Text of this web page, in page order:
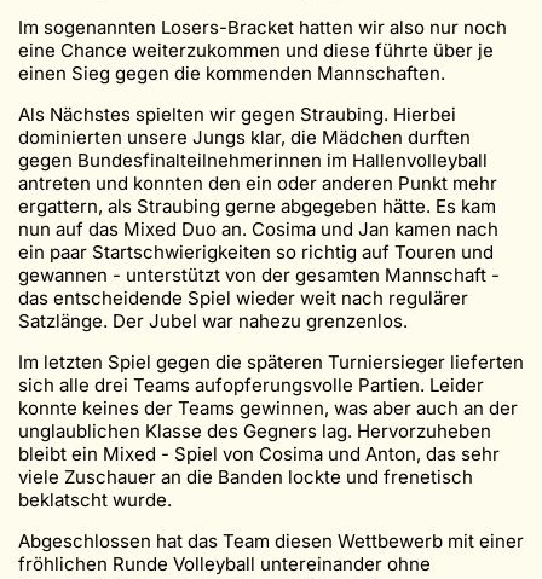
Im sogenannten Losers-Bracket hatten wir also nur noch
eine Chance weiterzukommen und diese führte über je
einen Sieg gegen die kommenden Mannschaften.
Als Nächstes spielten wir gegen Straubing. Hierbei
dominierten unsere Jungs klar, die Mädchen durften
gegen Bundesfinalteilnehmerinnen im Hallenvolleyball
antreten und konnten den ein oder anderen Punkt mehr
ergattern, als Straubing gerne abgegeben hätte. Es kam
nun auf das Mixed Duo an. Cosima und Jan kamen nach
ein paar Startschwierigkeiten so richtig auf Touren und
gewannen - unterstützt von der gesamten Mannschaft -
das entscheidende Spiel wieder weit nach regulärer
Satzlänge. Der Jubel war nahezu grenzenlos.
Im letzten Spiel gegen die späteren Turniersieger lieferten
sich alle drei Teams aufopferungsvolle Partien. Leider
konnte keines der Teams gewinnen, was aber auch an der
unglaublichen Klasse des Gegners lag. Hervorzuheben
bleibt ein Mixed - Spiel von Cosima und Anton, das sehr
viele Zuschauer an die Banden lockte und frenetisch
beklatscht wurde.
Abgeschlossen hat das Team diesen Wettbewerb mit einer
fröhlichen Runde Volleyball untereinander ohne